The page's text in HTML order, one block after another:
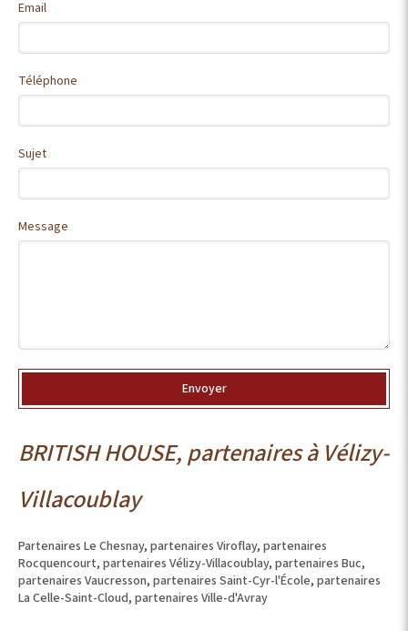
Email
Téléphone
Sujet
Message
Envoyer
BRITISH HOUSE, partenaires à Vélizy-
Villacoublay
Partenaires Le Chesnay, partenaires Viroflay, partenaires
Rocquencourt, partenaires Vélizy-Villacoublay, partenaires Buc,
partenaires Vaucresson, partenaires Saint-Cyr-l'École, partenaires
La Celle-Saint-Cloud, partenaires Ville-d'Avray